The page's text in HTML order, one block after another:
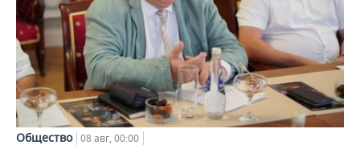
Общество 08 авг, 00:00